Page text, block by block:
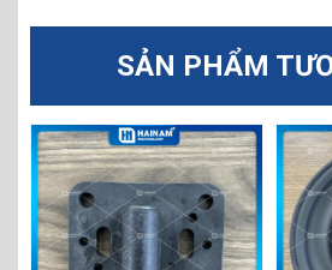
SẢN PHẨM